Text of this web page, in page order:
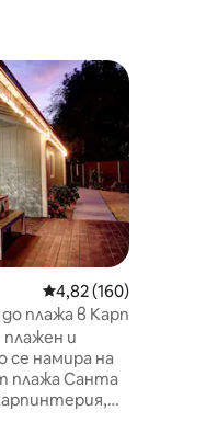
Средна оценка: 4,82
4,82 (160)
плажа в Карп
и
се намира на
плажа Санта